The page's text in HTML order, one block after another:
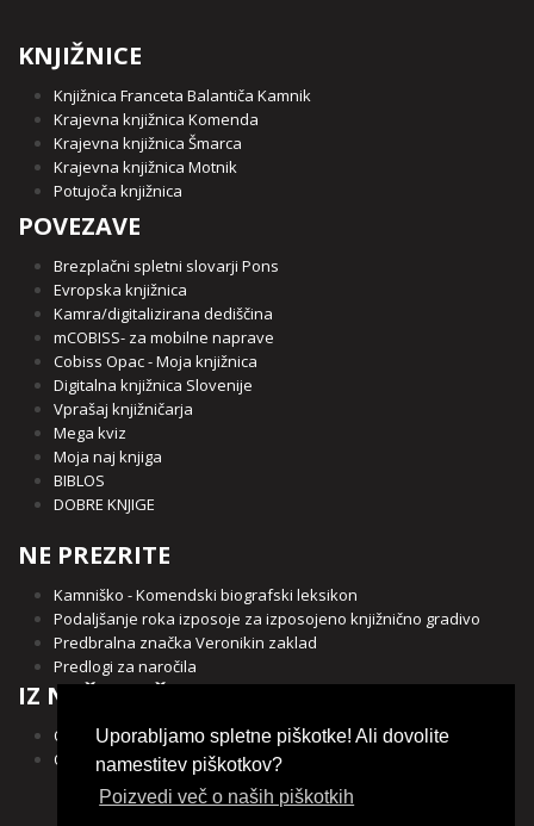
KNJIŽNICE
Knjižnica Franceta Balantiča Kamnik
Krajevna knjižnica Komenda
Krajevna knjižnica Šmarca
Krajevna knjižnica Motnik
Potujoča knjižnica
POVEZAVE
Brezplačni spletni slovarji Pons
Evropska knjižnica
Kamra/digitalizirana dediščina
mCOBISS- za mobilne naprave
Cobiss Opac - Moja knjižnica
Digitalna knjižnica Slovenije
Vprašaj knjižničarja
Mega kviz
Moja naj knjiga
BIBLOS
DOBRE KNJIGE
NE PREZRITE
Kamniško - Komendski biografski leksikon
Podaljšanje roka izposoje za izposojeno knjižnično gradivo
Predbralna značka Veronikin zaklad
Predlogi za naročila
IZ NAŠE OBČINE
Občina Kamnik
Občina Komenda
Uporabljamo spletne piškotke! Ali dovolite
namestitev piškotkov?
Poizvedi več o naših piškotkih